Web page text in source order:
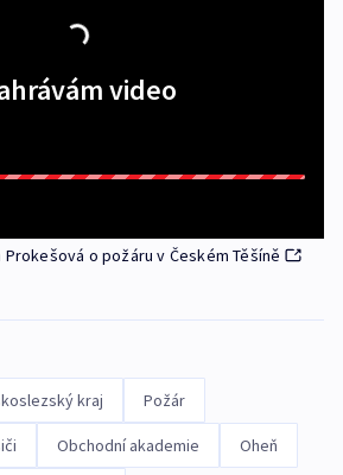
video
o požáru v Českém Těšíně
kraj Požár
Obchodní akademie Oheň